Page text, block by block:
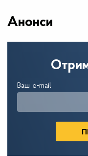
Анонси
Ваш e-mail